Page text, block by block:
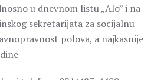
u dnevnom listu „Alo” i na
sekretarijata za socijalnu
polova, a najkasnije